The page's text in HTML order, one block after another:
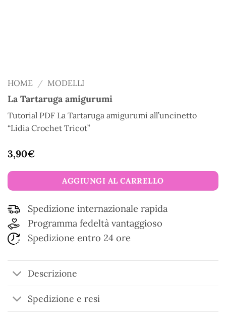
HOME / MODELLI
La Tartaruga amigurumi
Tutorial PDF La Tartaruga amigurumi all’uncinetto
“Lidia Crochet Tricot”
3,90€
AGGIUNGI AL CARRELLO
Spedizione internazionale rapida
Programma fedeltà vantaggioso
Spedizione entro 24 ore
Descrizione
Spedizione e resi